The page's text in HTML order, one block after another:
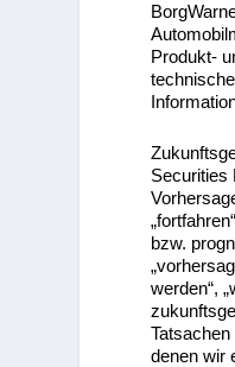
Produkt-
Securities
bzw.
werden“,
denen wir